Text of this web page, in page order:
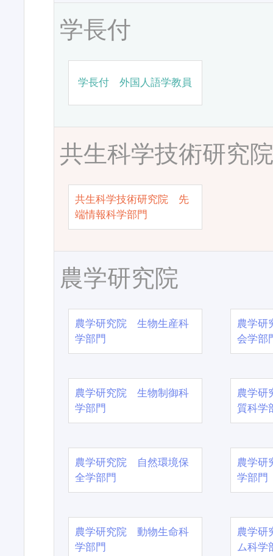
学長付
学長付 外国人語学教員
共生科学技術研究
共生科学技術研究院 先
端情報科学部門
農学研究院
農学研究院 生物生産科
学部門
農学
会学部
農学研究院 生物制御科
学部門
農学
質科学
農学研究院 自然環境保
全学部門
農学
学部門
農学研究院 動物生命科
学部門
農学
ム科学